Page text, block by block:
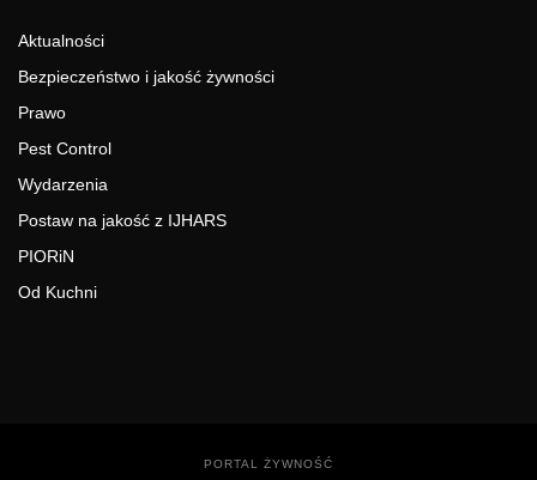
Aktualności
Bezpieczeństwo i jakość żywności
Prawo
Pest Control
Wydarzenia
Postaw na jakość z IJHARS
PIORiN
Od Kuchni
PORTAL ŻYWNOŚĆ